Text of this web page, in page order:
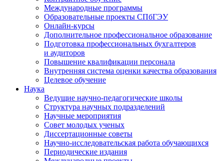
Международные программы
Образовательные проекты СПбГЭУ
Онлайн-курсы
Дополнительное профессиональное образование
Подготовка профессиональных бухгалтеров
и аудиторов
Повышение квалификации персонала
Внутренняя система оценки качества образования
Целевое обучение
Наука
Ведущие научно-педагогические школы
Структура научных подразделений
Научные мероприятия
Совет молодых ученых
Диссертационные советы
Научно-исследовательская работа обучающихся
Периодические издания